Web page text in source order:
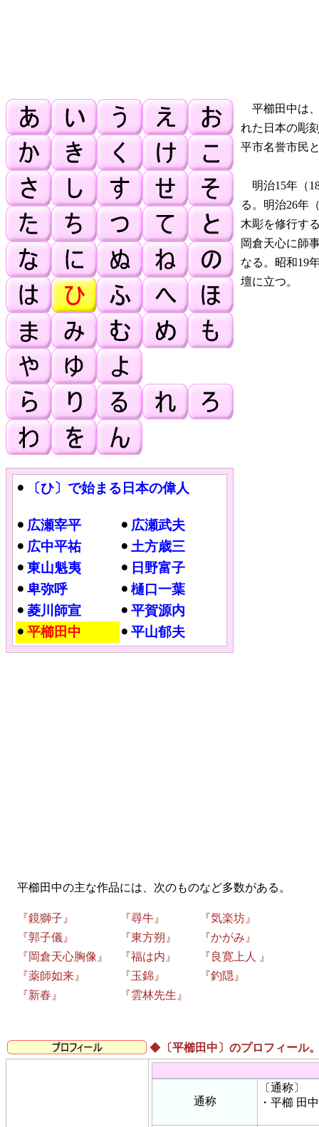
平櫛田中は、
れた日本の彫
平市名誉市民
明治15年（
る。明治26年
木彫を修行す
岡倉天心に師
なる。昭和19
壇に立つ。
〔ひ〕で始まる日本の偉人
広瀬宰平
広瀬武夫
広中平祐
土方歳三
東山魁夷
日野富子
卑弥呼
樋口一葉
菱川師宣
平賀源内
平櫛田中
平山郁夫
平櫛田中の主な作品には、次のものなど多数がある。
『鏡獅子』 『尋牛』 『気楽坊』
『郭子儀』 『東方朔』 『かがみ』
『岡倉天心胸像』 『福は内』 『良寛上人 』
『薬師如来』 『玉錦』 『釣隠』
『新春』 『雲林先生』
◆ 〔平櫛田中〕のプロフィール
通称
〔通称〕
・平櫛 田